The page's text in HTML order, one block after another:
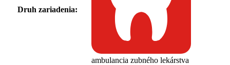
Druh zariadenia:
ambulancia zubného lekárstva